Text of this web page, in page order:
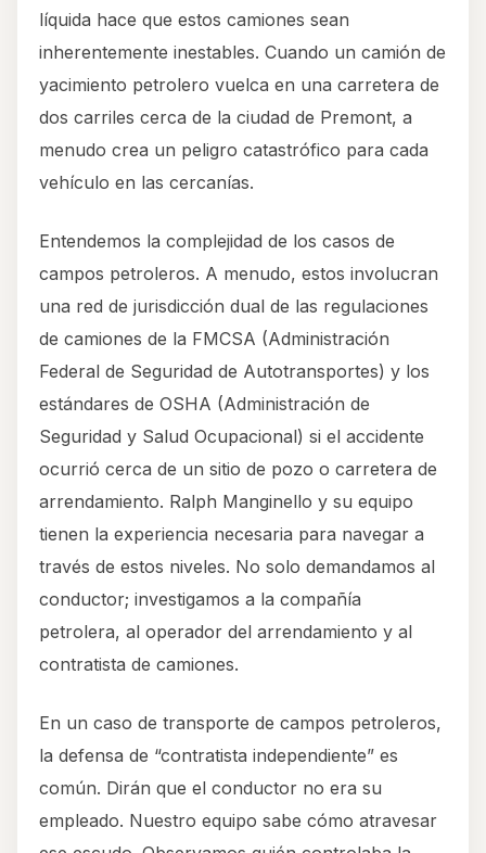
líquida hace que estos camiones sean
inherentemente inestables. Cuando un camión de
yacimiento petrolero vuelca en una carretera de
dos carriles cerca de la ciudad de Premont, a
menudo crea un peligro catastrófico para cada
vehículo en las cercanías.
Entendemos la complejidad de los casos de
campos petroleros. A menudo, estos involucran
una red de jurisdicción dual de las regulaciones
de camiones de la FMCSA (Administración
Federal de Seguridad de Autotransportes) y los
estándares de OSHA (Administración de
Seguridad y Salud Ocupacional) si el accidente
ocurrió cerca de un sitio de pozo o carretera de
arrendamiento. Ralph Manginello y su equipo
tienen la experiencia necesaria para navegar a
través de estos niveles. No solo demandamos al
conductor; investigamos a la compañía
petrolera, al operador del arrendamiento y al
contratista de camiones.
En un caso de transporte de campos petroleros,
la defensa de “contratista independiente” es
común. Dirán que el conductor no era su
empleado. Nuestro equipo sabe cómo atravesar